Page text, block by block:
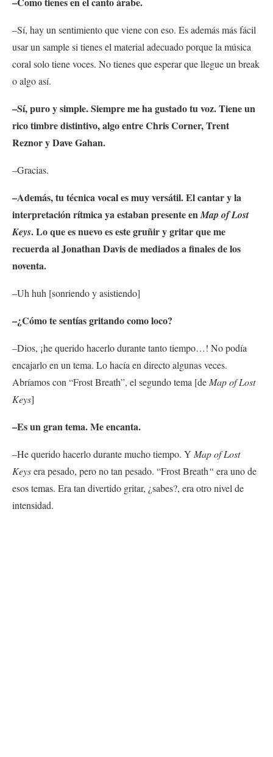
–Sí, hay un sentimiento que viene con eso. Es además más fácil
usar un sample si tienes el material adecuado porque la música
coral solo tiene voces. No tienes que esperar que llegue un break
o algo así.
–Sí, puro y simple. Siempre me ha gustado tu voz. Tiene un
rico timbre distintivo, algo entre Chris Corner, Trent
Reznor y Dave Gahan.
–Gracias.
–Además, tu técnica vocal es muy versátil. El cantar y la
interpretación rítmica ya estaban presente enMap of Lost
Keys. Lo que es nuevo es este gruñir y gritar que me
recuerda al Jonathan Davis de mediados a finales de los
noventa.
–Uh huh [sonriendo y asistiendo]
–¿Cómo te sentías gritando como loco?
–Dios, ¡he querido hacerlo durante tanto tiempo…! No podía
encajarlo en un tema. Lo hacía en directo algunas veces.
Abríamos con “Frost Breath”, el segundo tema [de Map of Lost
Keys]
–Es un gran tema. Me encanta.
–He querido hacerlo durante mucho tiempo. Y Map of Lost
Keysera pesado, pero no tan pesado. “Frost Breath“ era uno de
esos temas. Era tan divertido gritar, ¿sabes?, era otro nivel de
intensidad.